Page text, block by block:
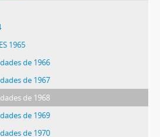
1965
de 1966
de 1967
de 1968
de 1969
de 1970